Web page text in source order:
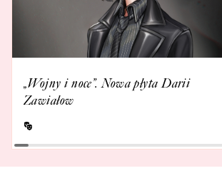
„Wojny i noce”. Nowa płyta Darii
Zawiałow